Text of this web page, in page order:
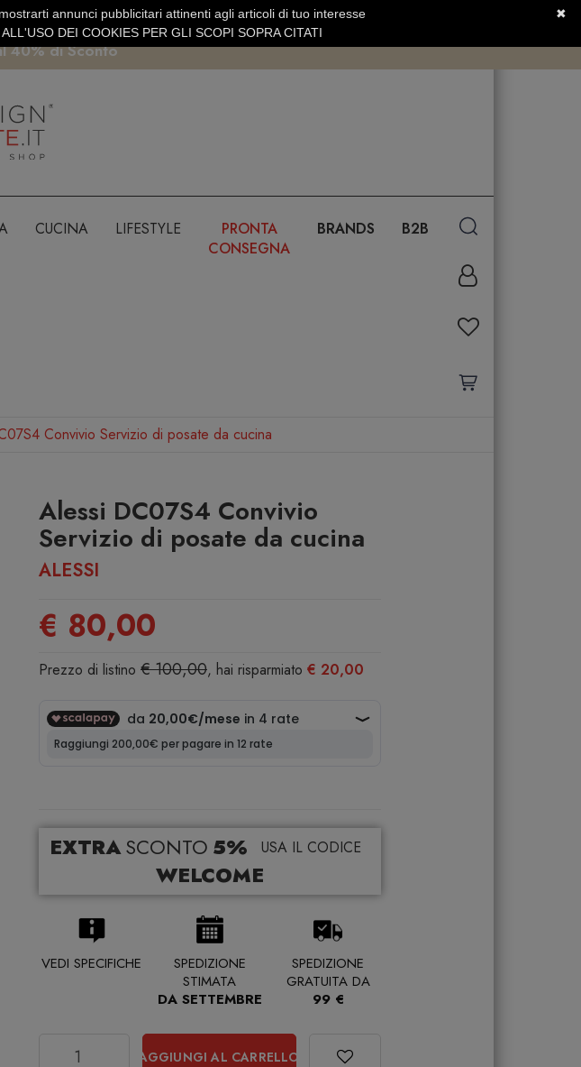
· CARTA DI CREDITO SERVIZIO CLIENTI +39.0773.470.562
40% di Sconto
CUCINA LIFESTYLE
PRONTA
CONSEGNA
BRANDS B2B
Convivio Servizio di posate da cucina
Alessi DC07S4 Convivio
Servizio di posate da cucina
ALESSI
€ 80,00
Prezzo di listino € 100,00, hai risparmiato € 20,00
EXTRASCONTO 5% USA IL CODICE
WELCOME
VEDI SPECIFICHE
SPEDIZIONE
STIMATA
DA SETTEMBRE
SPEDIZIONE
GRATUITA DA
99 €
AGGIUNGI AL CARRELLO
✖
annunci pubblicitari attinenti agli articoli di tuo interesse
DEI COOKIES PER GLI SCOPI SOPRA CITATI